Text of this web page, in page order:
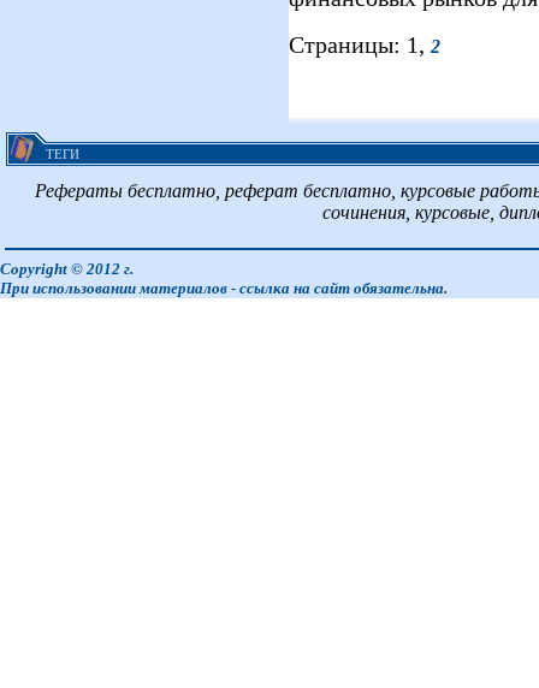
Страницы: 1, 2
ТЕГИ
Рефераты бесплатно, реферат бесплатно, курсовые
сочинения, курсовые,
Copyright © 2012 г.
При использовании материалов - ссылка на сайт обязательна.